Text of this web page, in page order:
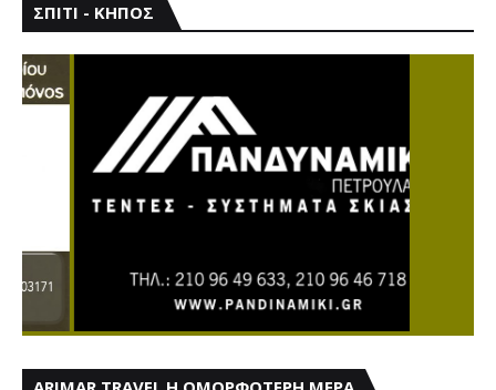
ΣΠΙΤΙ - ΚΗΠΟΣ